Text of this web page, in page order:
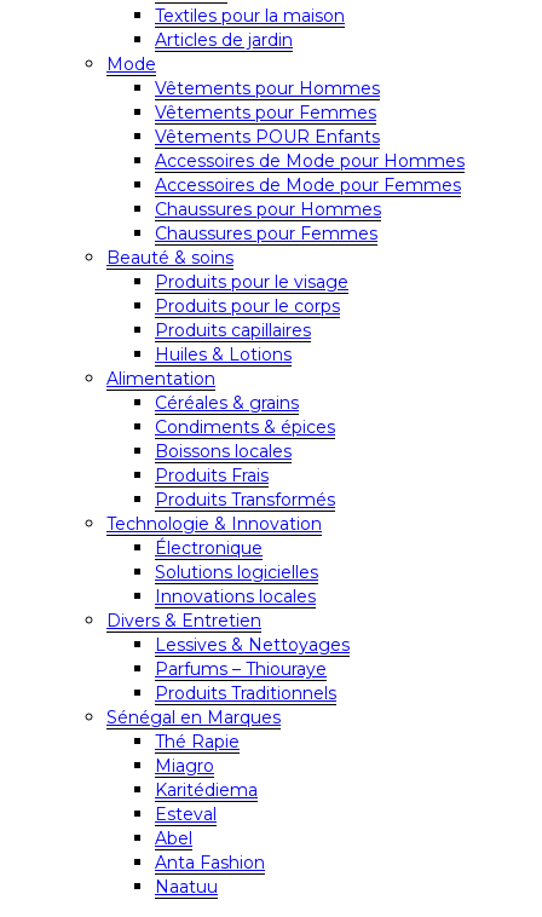
Textiles pour la maison
Articles de jardin
Mode
Vêtements pour Hommes
Vêtements pour Femmes
Vêtements POUR Enfants
Accessoires de Mode pour Hommes
Accessoires de Mode pour Femmes
Chaussures pour Hommes
Chaussures pour Femmes
Beauté & soins
Produits pour le visage
Produits pour le corps
Produits capillaires
Huiles & Lotions
Alimentation
Céréales & grains
Condiments & épices
Boissons locales
Produits Frais
Produits Transformés
Technologie & Innovation
Électronique
Solutions logicielles
Innovations locales
Divers & Entretien
Lessives & Nettoyages
Parfums – Thiouraye
Produits Traditionnels
Sénégal en Marques
Thé Rapie
Miagro
Karitédiema
Esteval
Abel
Anta Fashion
Naatuu